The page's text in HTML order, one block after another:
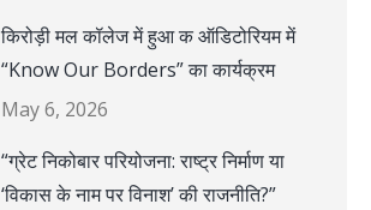
किरोड़ी मल कॉलेज में हुआ क ऑडिटोरियम में
“Know Our Borders” का कार्यक्रम
May 6, 2026
“ग्रेट निकोबार परियोजना: राष्ट्र निर्माण या
‘विकास के नाम पर विनाश’ की राजनीति?”